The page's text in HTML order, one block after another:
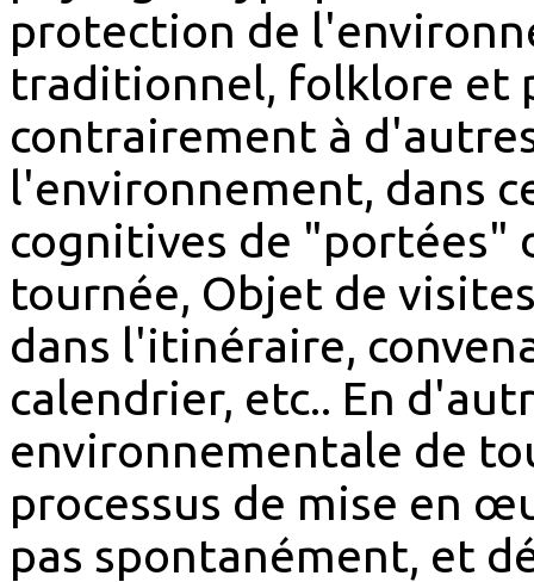
protection de
traditionnel, folklore et
contrairement à
l'environnement, dans
cognitives de "portées"
tournée, Objet de
dans l'itinéraire,
calendrier, etc.. En
environnementale de
processus de mise en
pas spontanément, et